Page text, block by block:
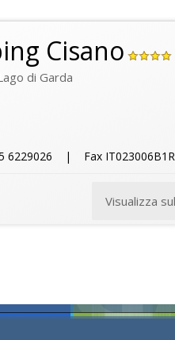
Cisano
di Garda
6229026 | Fax
Visualizza